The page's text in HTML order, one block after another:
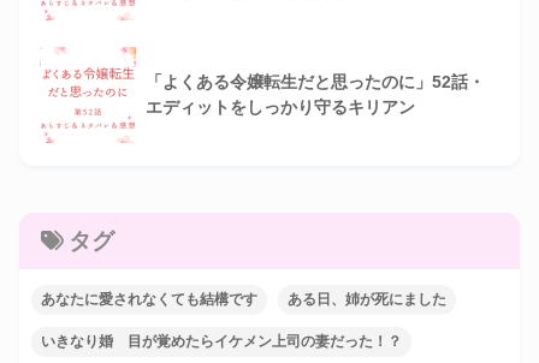
「よくある令嬢転生だと思ったのに」52話・
エディットをしっかり守るキリアン
タグ
あなたに愛されなくても結構です ある日、姉が死にました
いきなり婚 目が覚めたらイケメン上司の妻だった！？